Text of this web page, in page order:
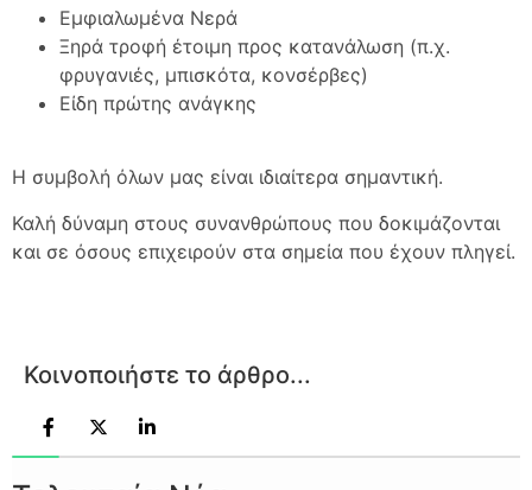
Εμφιαλωμένα Νερά
Ξηρά τροφή έτοιμη προς κατανάλωση (π.χ.
φρυγανιές, μπισκότα, κονσέρβες)
Είδη πρώτης ανάγκης
Η συμβολή όλων μας είναι ιδιαίτερα σημαντική.
Καλή δύναμη στους συνανθρώπους που δοκιμάζονται
και σε όσους επιχειρούν στα σημεία που έχουν πληγεί.
Κοινοποιήστε το άρθρο...